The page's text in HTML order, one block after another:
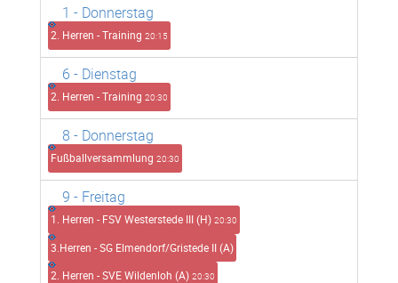
1 - Donnerstag
2. Herren - Training 20:15
6 - Dienstag
2. Herren - Training 20:30
8 - Donnerstag
Fußballversammlung 20:30
9 - Freitag
1. Herren - FSV Westerstede III (H) 20:30
3.Herren - SG Elmendorf/Gristede II (A)
2. Herren - SVE Wildenloh (A) 20:30